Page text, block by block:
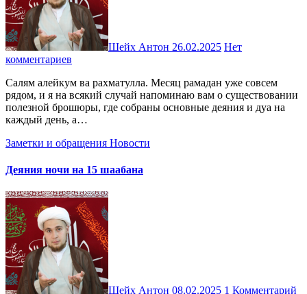
Шейх Антон 26.02.2025 Нет
комментариев
Салям алейкум ва рахматулла. Месяц рамадан уже совсем
рядом, и я на всякий случай напоминаю вам о существовании
полезной брошюры, где собраны основные деяния и дуа на
каждый день, а…
Заметки и обращения Новости
Деяния ночи на 15 шаабана
Шейх Антон 08.02.2025 1 Комментарий